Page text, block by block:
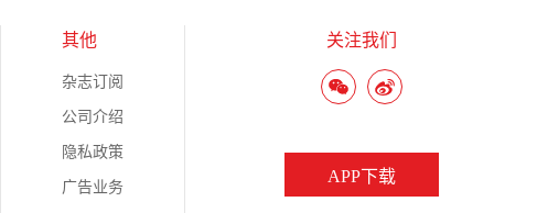
其他
杂志订阅
公司介绍
隐私政策
广告业务
关注我们
APP下载